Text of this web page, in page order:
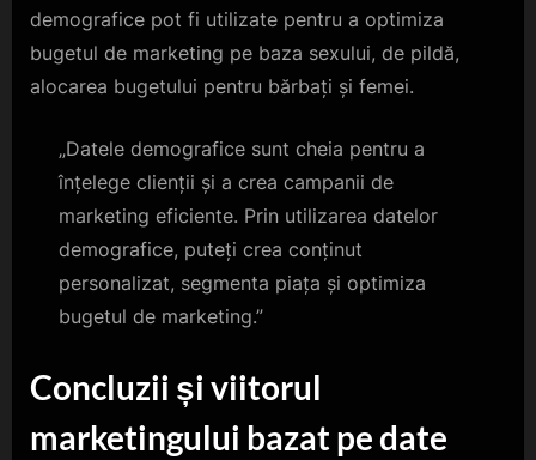
demografice pot fi utilizate pentru a optimiza
bugetul de marketing pe baza sexului, de pildă,
alocarea bugetului pentru bărbați și femei.
„Datele demografice sunt cheia pentru a
înțelege clienții și a crea campanii de
marketing eficiente. Prin utilizarea datelor
demografice, puteți crea conținut
personalizat, segmenta piața și optimiza
bugetul de marketing.”
Concluzii și viitorul
marketingului bazat pe date